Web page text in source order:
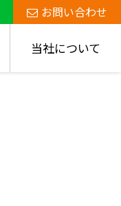
お問い合わせ
当社について